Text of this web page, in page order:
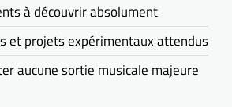
à découvrir absolument
et projets expérimentaux attendus
aucune sortie musicale majeure